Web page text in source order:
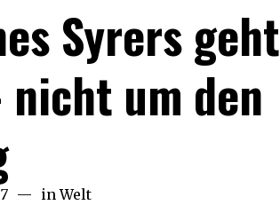
Syrers geht
nicht um den
in Welt